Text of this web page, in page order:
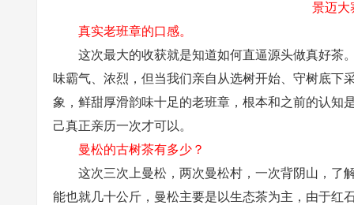
景迈大
真实老班章的口感。
这次最大的收获就是知道如何直逼源头做真好茶
味霸气、浓烈，但当我们亲自从选树开始、守树底下
象，鲜甜厚滑韵味十足的老班章，根本和之前的认知
己真正亲历一次才可以。
曼松的古树茶有多少？
这次三次上曼松，两次曼松村，一次背阴山，了
能也就几十公斤，曼松主要是以生态茶为主，由于红